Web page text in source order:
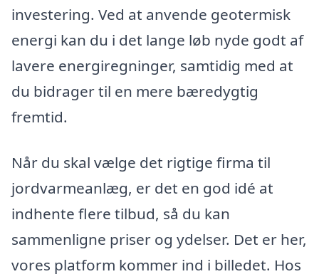
investering. Ved at anvende geotermisk
energi kan du i det lange løb nyde godt af
lavere energiregninger, samtidig med at
du bidrager til en mere bæredygtig
fremtid.
Når du skal vælge det rigtige firma til
jordvarmeanlæg, er det en god idé at
indhente flere tilbud, så du kan
sammenligne priser og ydelser. Det er her,
vores platform kommer ind i billedet. Hos